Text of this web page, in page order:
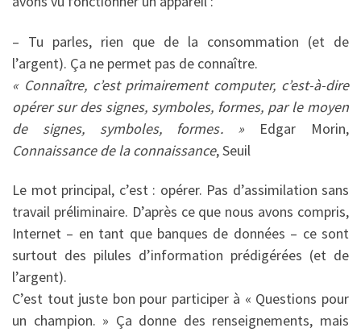
– Tu parles, rien que de la consommation (et de
l’argent). Ça ne permet pas de connaître.
« Connaître, c’est primairement computer, c’est-à-dire
opérer sur des signes, symboles, formes, par le moyen
de signes, symboles, formes. » Edgar Morin,
Connaissance de la connaissance, Seuil
Le mot principal, c’est : opérer. Pas d’assimilation sans
travail préliminaire. D’après ce que nous avons compris,
Internet – en tant que banques de données – ce sont
surtout des pilules d’information prédigérées (et de
l’argent).
C’est tout juste bon pour participer à « Questions pour
un champion. » Ça donne des renseignements, mais